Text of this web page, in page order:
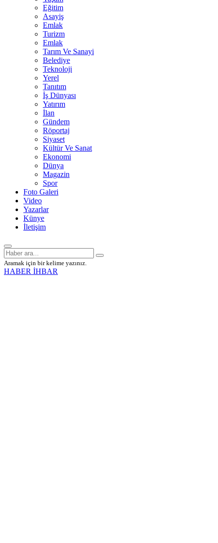
Eğitim
Asayiş
Emlak
Turizm
Emlak
Tarım Ve Sanayi
Belediye
Teknoloji
Yerel
Tanıtım
İş Dünyası
Yatırım
İlan
Gündem
Röportaj
Siyaset
Kültür Ve Sanat
Ekonomi
Dünya
Magazin
Spor
Foto Galeri
Video
Yazarlar
Künye
İletişim
Aramak için bir kelime yazınız.
HABER İHBAR